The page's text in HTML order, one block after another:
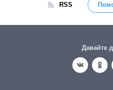
RSS
Давайте